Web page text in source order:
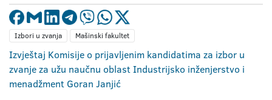
Izbori u zvanja Mašinski fakultet
Izvještaj Komisije o prijavljenim kandidatima za izbor u
zvanje za užu naučnu oblast Industrijsko inženjerstvo i
menadžment Goran Janjić